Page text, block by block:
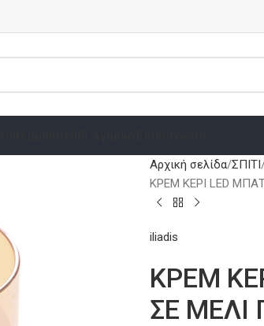
Αρχική σελίδα ΣΠΙΤΙ
ΚΡΕΜ ΚΕΡΙ LED
iliadis
ΚΡΕΜ
ΣΕ ΜΕΛΙ